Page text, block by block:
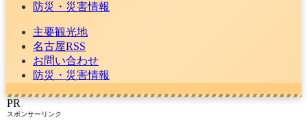
防災・災害情報
主要観光地
名古屋RSS
お問い合わせ
防災・災害情報
PR
スポンサーリンク